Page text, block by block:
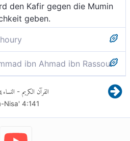
den Kafir gegen die Mumin
geben.
Wenn euch ein
sagen sie; «Sind wir nicht
wenn den Ungläubigen ein
«Haben wir euch nicht in der
vor den Gläubigen
Tag der Auferstehung
Und Gott wird nie den
ibn Ahmad ibn Rassoul
euch harren. Wenn euch ein
wird, sagen sie; "Waren wir
die Ungläubigen einen
sie (zu den Ungläubigen);
über euch bekommen und
القرآن الكريم - النساء٤
Nisa' 4:141